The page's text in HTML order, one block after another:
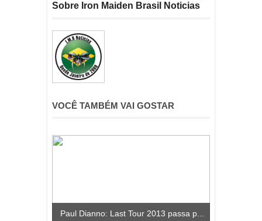
Sobre Iron Maiden Brasil Noticias
VOCÊ TAMBÉM VAI GOSTAR
Paul Dianno: Last Tour 2013 passa p...